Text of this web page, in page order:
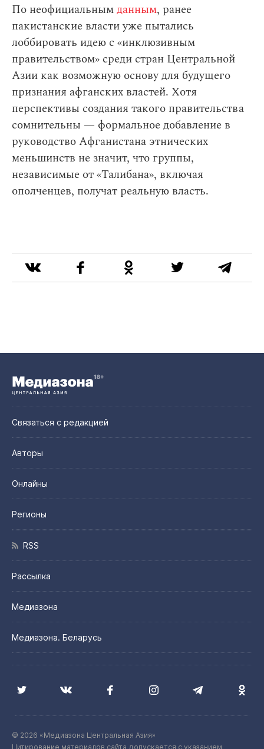
По неофициальнымданным, ранее
пакистанские власти уже пытались
лоббировать идею с «инклюзивным
правительством» среди стран Центральной
Азии как возможную основу для будущего
признания афганских властей. Хотя
перспективы создания такого правительства
сомнительны — формальное добавление в
руководство Афганистана этнических
меньшинств не значит, что группы,
независимые от «Талибана», включая
ополченцев, получат реальную власть.
Связаться с редакцией
Авторы
Онлайны
Регионы
RSS
Рассылка
Медиазона
Медиазона. Беларусь
© 2026 «Медиазона Центральная Азия»
Цитирование материалов сайта допускается с указанием